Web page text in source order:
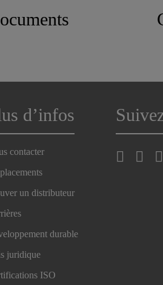
d’infos
contacter
un distributeur
durable
juridique
ISO